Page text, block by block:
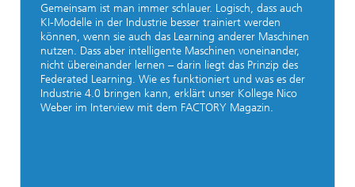
Gemeinsam ist man immer schlauer. Logisch, dass auch
KI-Modelle in der Industrie besser trainiert werden
können, wenn sie auch das Learning anderer Maschinen
nutzen. Dass aber intelligente Maschinen voneinander,
nicht übereinander lernen – darin liegt das Prinzip des
Federated Learning. Wie es funktioniert und was es der
Industrie 4.0 bringen kann, erklärt unser Kollege Nico
Weber im Interview mit dem FACTORY Magazin.